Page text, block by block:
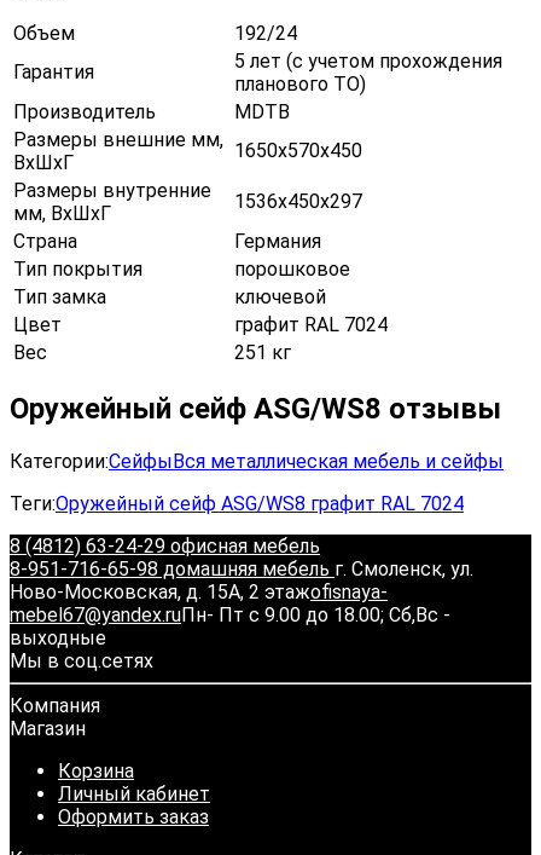
Объем
192/24
Гарантия
5 лет (с учетом прохождения
планового ТО)
Производитель
MDTB
Размеры внешние мм,
ВхШхГ
1650х570х450
Размеры внутренние
мм, ВхШхГ
1536х450х297
Страна
Германия
Тип покрытия
порошковое
Тип замка
ключевой
Цвет
графит RAL 7024
Вес
251 кг
Оружейный сейф ASG/WS8 отзывы
Категории:СейфыВся металлическая мебель и сейфы
Теги:Оружейный сейф ASG/WS8 графит RAL 7024
8 (4812) 63-24-29 офисная мебель
8-951-716-65-98 домашняя мебель г. Смоленск, ул.
Ново-Московская, д. 15А, 2 этажofisnaya-
mebel67@yandex.ruПн- Пт с 9.00 до 18.00; Сб,Вс -
выходные
Мы в соц.сетях
Компания
Магазин
Корзина
Личный кабинет
Оформить заказ